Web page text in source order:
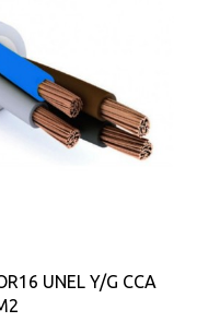
UNEL Y/G CCA